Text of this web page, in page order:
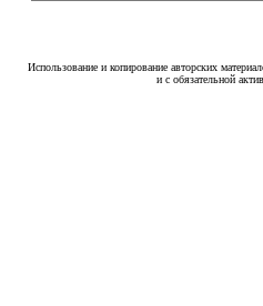
Использование и копирование авторских
и с обязательной